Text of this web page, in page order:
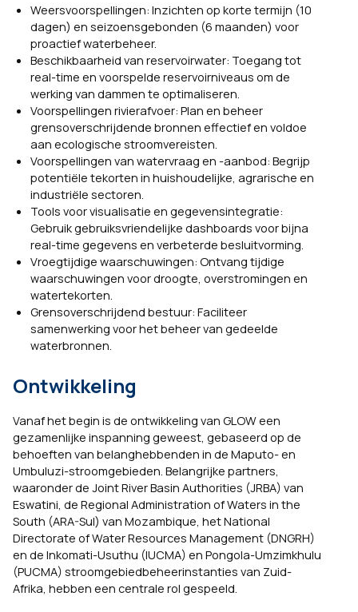
Weersvoorspellingen: Inzichten op korte termijn (10
dagen) en seizoensgebonden (6 maanden) voor
proactief waterbeheer.
Beschikbaarheid van reservoirwater: Toegang tot
real-time en voorspelde reservoirniveaus om de
werking van dammen te optimaliseren.
Voorspellingen rivierafvoer: Plan en beheer
grensoverschrijdende bronnen effectief en voldoe
aan ecologische stroomvereisten.
Voorspellingen van watervraag en -aanbod: Begrijp
potentiële tekorten in huishoudelijke, agrarische en
industriële sectoren.
Tools voor visualisatie en gegevensintegratie:
Gebruik gebruiksvriendelijke dashboards voor bijna
real-time gegevens en verbeterde besluitvorming.
Vroegtijdige waarschuwingen: Ontvang tijdige
waarschuwingen voor droogte, overstromingen en
watertekorten.
Grensoverschrijdend bestuur: Faciliteer
samenwerking voor het beheer van gedeelde
waterbronnen.
Ontwikkeling
Vanaf het begin is de ontwikkeling van GLOW een
gezamenlijke inspanning geweest, gebaseerd op de
behoeften van belanghebbenden in de Maputo- en
Umbuluzi-stroomgebieden. Belangrijke partners,
waaronder de Joint River Basin Authorities (JRBA) van
Eswatini, de Regional Administration of Waters in the
South (ARA-Sul) van Mozambique, het National
Directorate of Water Resources Management (DNGRH)
en de Inkomati-Usuthu (IUCMA) en Pongola-Umzimkhulu
(PUCMA) stroomgebiedbeheerinstanties van Zuid-
Afrika, hebben een centrale rol gespeeld.